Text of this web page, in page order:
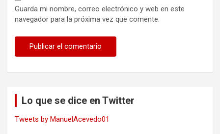
Guarda mi nombre, correo electrónico y web en este
navegador para la próxima vez que comente.
Lo que se dice en Twitter
Tweets by ManuelAcevedo01